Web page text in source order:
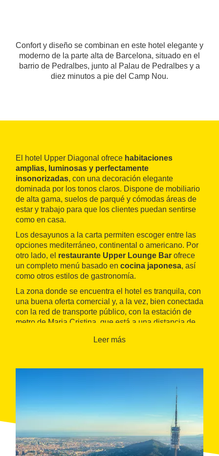
Confort y diseño se combinan en este hotel elegante y
moderno de la parte alta de Barcelona, situado en el
barrio de Pedralbes, junto al Palau de Pedralbes y a
diez minutos a pie del Camp Nou.
El hotel Upper Diagonal ofrece habitaciones
amplias, luminosas y perfectamente
insonorizadas, con una decoración elegante
dominada por los tonos claros. Dispone de mobiliario
de alta gama, suelos de parqué y cómodas áreas de
estar y trabajo para que los clientes puedan sentirse
como en casa.
Los desayunos a la carta permiten escoger entre las
opciones mediterráneo, continental o americano. Por
otro lado, el restaurante Upper Lounge Bar ofrece
un completo menú basado en cocina japonesa, así
como otros estilos de gastronomía.
La zona donde se encuentra el hotel es tranquila, con
una buena oferta comercial y, a la vez, bien conectada
con la red de transporte público, con la estación de
metro de Maria Cristina, que está a una distancia de
Leer más